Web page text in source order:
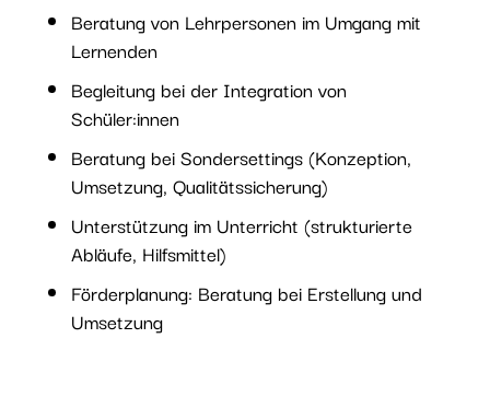
Beratung von Lehrpersonen im Umgang mit
Lernenden
Begleitung bei der Integration von
Schüler:innen
Beratung bei Sondersettings (Konzeption,
Umsetzung, Qualitätssicherung)
Unterstützung im Unterricht (strukturierte
Abläufe, Hilfsmittel)
Förderplanung: Beratung bei Erstellung und
Umsetzung